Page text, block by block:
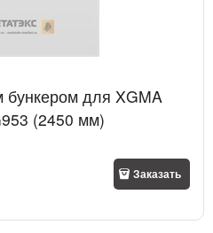
для XGMA
(2450 мм)
Заказать